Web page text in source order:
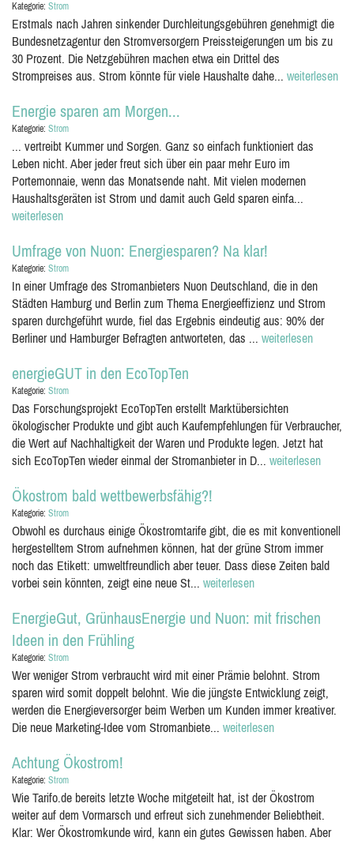
Kategorie: Strom
Erstmals nach Jahren sinkender Durchleitungsgebühren genehmigt die
Bundesnetzagentur den Stromversorgern Preissteigerungen um bis zu
30 Prozent. Die Netzgebühren machen etwa ein Drittel des
Strompreises aus. Strom könnte für viele Haushalte dahe... weiterlesen
Energie sparen am Morgen...
Kategorie: Strom
... vertreibt Kummer und Sorgen. Ganz so einfach funktioniert das
Leben nicht. Aber jeder freut sich über ein paar mehr Euro im
Portemonnaie, wenn das Monatsende naht. Mit vielen modernen
Haushaltsgeräten ist Strom und damit auch Geld sparen einfa...
weiterlesen
Umfrage von Nuon: Energiesparen? Na klar!
Kategorie: Strom
In einer Umfrage des Stromanbieters Nuon Deutschland, die in den
Städten Hamburg und Berlin zum Thema Energieeffizienz und Strom
sparen durchgeführt wurde, fiel das Ergebnis eindeutig aus: 90% der
Berliner und Hamburger Befragten antworteten, das ... weiterlesen
energieGUT in den EcoTopTen
Kategorie: Strom
Das Forschungsprojekt EcoTopTen erstellt Marktübersichten
ökologischer Produkte und gibt auch Kaufempfehlungen für Verbraucher,
die Wert auf Nachhaltigkeit der Waren und Produkte legen. Jetzt hat
sich EcoTopTen wieder einmal der Stromanbieter in D... weiterlesen
Ökostrom bald wettbewerbsfähig?!
Kategorie: Strom
Obwohl es durchaus einige Ökostromtarife gibt, die es mit konventionell
hergestelltem Strom aufnehmen können, hat der grüne Strom immer
noch das Etikett: umweltfreundlich aber teuer. Dass diese Zeiten bald
vorbei sein könnten, zeigt eine neue St... weiterlesen
EnergieGut, GrünhausEnergie und Nuon: mit frischen
Ideen in den Frühling
Kategorie: Strom
Wer weniger Strom verbraucht wird mit einer Prämie belohnt. Strom
sparen wird somit doppelt belohnt. Wie die jüngste Entwicklung zeigt,
werden die Energieversorger beim Werben um Kunden immer kreativer.
Die neue Marketing-Idee vom Stromanbiete... weiterlesen
Achtung Ökostrom!
Kategorie: Strom
Wie Tarifo.de bereits letzte Woche mitgeteilt hat, ist der Ökostrom
weiter auf dem Vormarsch und erfreut sich zunehmender Beliebtheit.
Klar: Wer Ökostromkunde wird, kann ein gutes Gewissen haben. Aber